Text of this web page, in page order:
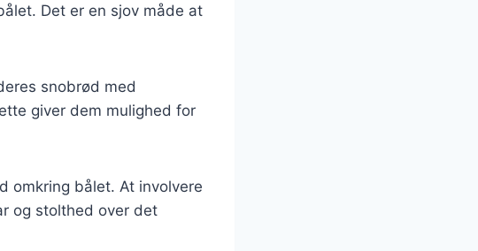
Det er en sjov måde at
snobrød med
giver dem mulighed for
omkring bålet. At involvere
og stolthed over det